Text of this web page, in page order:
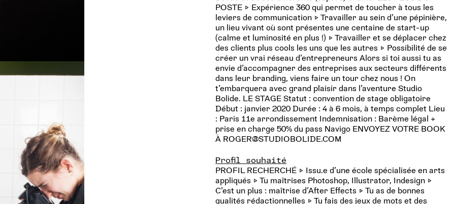
POSTE ▷ Expérience 360 qui permet de toucher à tous les
leviers de communication ▷ Travailler au sein d’une pépinière,
un lieu vivant où sont présentes une centaine de start-up
(calme et luminosité en plus !) ▷ Travailler et se déplacer chez
des clients plus cools les uns que les autres ▷ Possibilité de se
créer un vrai réseau d’entrepreneurs Alors si toi aussi tu as
envie d’accompagner des entreprises aux secteurs différents
dans leur branding, viens faire un tour chez nous ! On
t’embarquera avec grand plaisir dans l’aventure Studio
Bolide. LE STAGE Statut : convention de stage obligatoire
Début : janvier 2020 Durée : 4 à 6 mois, à temps complet Lieu
: Paris 11e arrondissement Indemnisation : Barème légal +
prise en charge 50% du pass Navigo ENVOYEZ VOTRE BOOK
À ROGER@STUDIOBOLIDE.COM
Profil souhaité
PROFIL RECHERCHÉ ▷ Issu.e d’une école spécialisée en arts
appliqués ▷ Tu maîtrises Photoshop, Illustrator, Indesign ▷
C’est un plus : maîtrise d’After Effects ▷ Tu as de bonnes
qualités rédactionnelles ▷ Tu fais des jeux de mots et des